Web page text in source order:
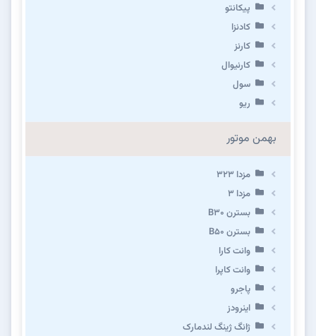
پیکانتو
کادنزا
کارنز
کارنیوال
سول
ریو
بهمن موتور
مزدا ۳۲۳
مزدا ۳
بسترن B۳۰
بسترن B۵۰
وانت کارا
وانت کاپرا
پاجرو
اینرودز
ژانگ ژینگ لندمارک